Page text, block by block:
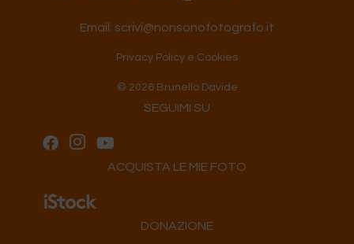
Email: scrivi@nonsonofotografo.it
Privacy Policy e Cookies
© 2026 Brunello Davide
SEGUIMI SU
ACQUISTA LE MIE FOTO
DONAZIONE